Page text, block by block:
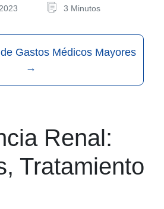
3 Minutos
Gastos Médicos Mayores
→
Renal:
Tratamiento